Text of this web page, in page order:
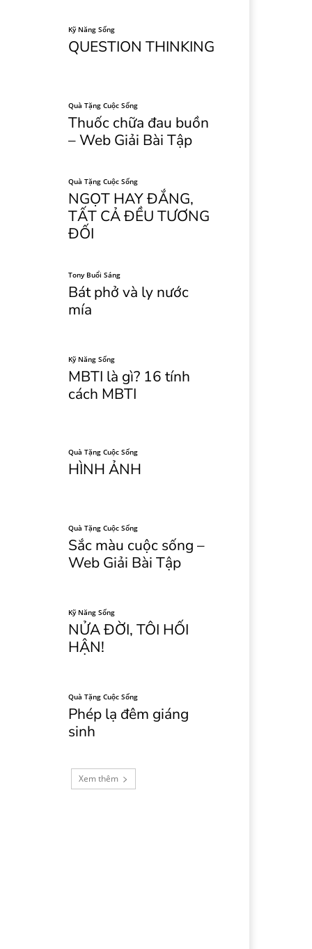
Kỹ Năng Sống
QUESTION THINKING
Quà Tặng Cuộc Sống
Thuốc chữa đau buồn
– Web Giải Bài Tập
Quà Tặng Cuộc Sống
NGỌT HAY ĐẮNG,
TẤT CẢ ĐỀU TƯƠNG
ĐỐI
Tony Buổi Sáng
Bát phở và ly nước
mía
Kỹ Năng Sống
MBTI là gì? 16 tính
cách MBTI
Quà Tặng Cuộc Sống
HÌNH ẢNH
Quà Tặng Cuộc Sống
Sắc màu cuộc sống –
Web Giải Bài Tập
Kỹ Năng Sống
NỬA ĐỜI, TÔI HỐI
HẬN!
Quà Tặng Cuộc Sống
Phép lạ đêm giáng
sinh
Xem thêm